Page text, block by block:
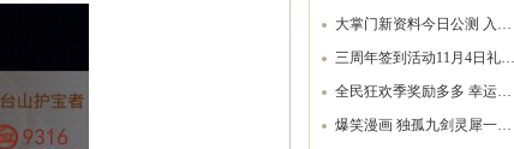
大掌门新资料今日公测 入…
三周年签到活动11月4日礼…
全民狂欢季奖励多多 幸运…
爆笑漫画 独孤九剑灵犀一…